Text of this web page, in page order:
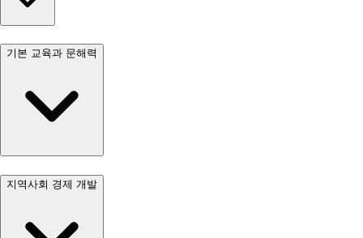
기본 교육과 문해력
지역사회 경제 개발